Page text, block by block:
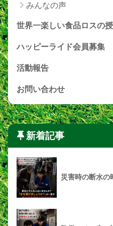
みんなの声
世界一楽しい食品ロスの
ハッピーライド会員募集
活動報告
お問い合わせ
新着記事
災害時の断水の